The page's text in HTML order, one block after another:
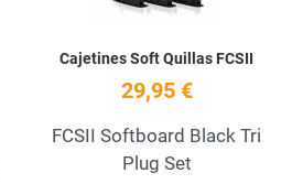
Cajetines Soft Quillas FCSII
29,95 €
FCSII Softboard Black Tri
Plug Set